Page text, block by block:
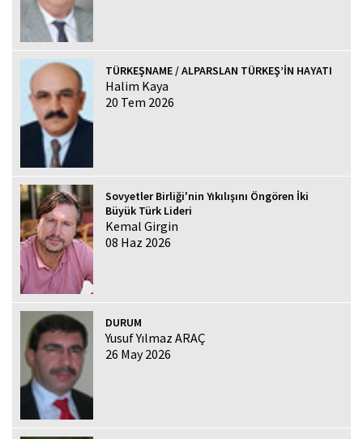
TÜRKEŞNAME / ALPARSLAN TÜRKEŞ’İN HAYATI
Halim Kaya
20 Tem 2026
Sovyetler Birliği'nin Yıkılışını Öngören İki
Büyük Türk Lideri
Kemal Girgin
08 Haz 2026
DURUM
Yusuf Yılmaz ARAÇ
26 May 2026